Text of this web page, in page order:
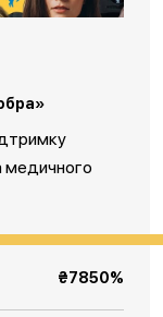
медичного
₴7850%